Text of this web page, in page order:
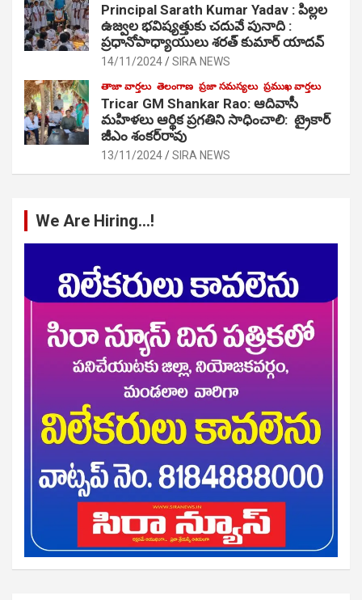
Principal Sarath Kumar Yadav : పిల్లల
ఉజ్వల భవిష్యత్తుకు చదువే పునాది :
ప్రధానోపాధ్యాయులు శరత్ కుమార్ యాదవ్
14/11/2024 SIRA NEWS
తాజా వార్తలు తెలంగాణ ప్రజా సమస్యలు ప్రముఖ వార్తలు
Tricar GM Shankar Rao: ఆదివాసీ
మహిళలు ఆర్థిక ప్రగతిని సాధించాలి: ట్రైకార్
జీఎం శంకర్‌రావు
13/11/2024 SIRA NEWS
We Are Hiring…!